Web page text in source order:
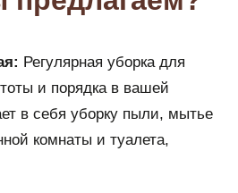
Регулярная уборка для
и порядка в вашей
в себя уборку пыли, мытье
комнаты и туалета,